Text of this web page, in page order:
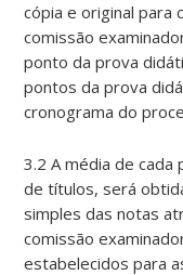
cópia e original para
comissão
ponto da prova
pontos da prova
cronograma do
3.2 A média de cada
de títulos, será
simples das notas
comissão
estabelecidos para